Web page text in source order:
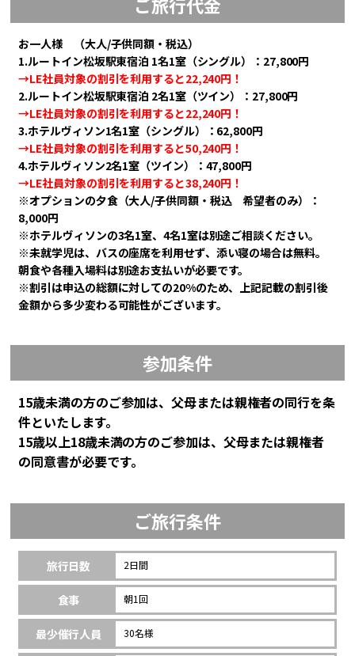
お一人様 （大人/子供同額・税込）
1.ルートイン松坂駅東宿泊 1名1室（シングル）：27,800円
→LE社員対象の割引を利用すると22,240円！
2.ルートイン松坂駅東宿泊 2名1室（ツイン）：27,800円
→LE社員対象の割引を利用すると22,240円！
3.ホテルヴィソン1名1室（シングル）：62,800円
→LE社員対象の割引を利用すると50,240円！
4.ホテルヴィソン2名1室（ツイン）：47,800円
→LE社員対象の割引を利用すると38,240円！
※オプションの夕食（大人/子供同額・税込 希望者のみ）：
8,000円
※ホテルヴィソンの3名1室、4名1室は別途ご相談ください。
※未就学児は、バスの座席を利用せず、添い寝の場合は無料。
朝食や各種入場料は別途お支払いが必要です。
※割引は申込の総額に対しての20%のため、上記記載の割引後
金額から多少変わる可能性がございます。
参加条件
15歳未満の方のご参加は、父母または親権者の同行を条
件といたします。
15歳以上18歳未満の方のご参加は、父母または親権者
の同意書が必要です。
ご旅行条件
旅行日数 2日間
食事 朝1回
最少催行人員 30名様